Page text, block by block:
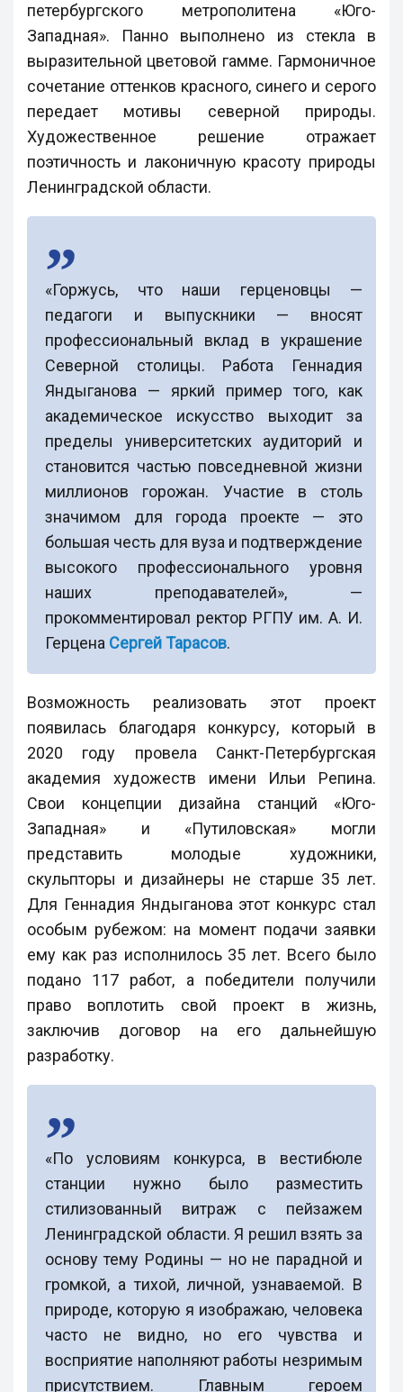
петербургского метрополитена «Юго-
Западная». Панно выполнено из стекла в
выразительной цветовой гамме. Гармоничное
сочетание оттенков красного, синего и серого
передает мотивы северной природы.
Художественное решение отражает
поэтичность и лаконичную красоту природы
Ленинградской области.
«Горжусь, что наши герценовцы —
педагоги и выпускники — вносят
профессиональный вклад в украшение
Северной столицы. Работа Геннадия
Яндыганова — яркий пример того, как
академическое искусство выходит за
пределы университетских аудиторий и
становится частью повседневной жизни
миллионов горожан. Участие в столь
значимом для города проекте — это
большая честь для вуза и подтверждение
высокого профессионального уровня
наших преподавателей», —
прокомментировал ректор РГПУ им. А. И.
Герцена Сергей Тарасов.
Возможность реализовать этот проект
появилась благодаря конкурсу, который в
2020 году провела Санкт-Петербургская
академия художеств имени Ильи Репина.
Свои концепции дизайна станций «Юго-
Западная» и «Путиловская» могли
представить молодые художники,
скульпторы и дизайнеры не старше 35 лет.
Для Геннадия Яндыганова этот конкурс стал
особым рубежом: на момент подачи заявки
ему как раз исполнилось 35 лет. Всего было
подано 117 работ, а победители получили
право воплотить свой проект в жизнь,
заключив договор на его дальнейшую
разработку.
«По условиям конкурса, в вестибюле
станции нужно было разместить
стилизованный витраж с пейзажем
Ленинградской области. Я решил взять за
основу тему Родины — но не парадной и
громкой, а тихой, личной, узнаваемой. В
природе, которую я изображаю, человека
часто не видно, но его чувства и
восприятие наполняют работы незримым
присутствием. Главным героем